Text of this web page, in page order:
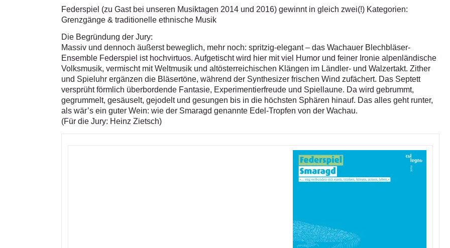
Federspiel (zu Gast bei unseren Musiktagen 2014 und 2016) gewinnt in gleich zwei(!) Kategorien:
Grenzgänge & traditionelle ethnische Musik
Die Begründung der Jury:
Massiv und dennoch äußerst beweglich, mehr noch: spritzig-elegant – das Wachauer Blechbläser-
Ensemble Federspiel ist hochvirtuos. Aufgetischt wird hier mit viel Humor und feiner Ironie alpenländische
Volksmusik, vermischt mit Weltmusik und altösterreichischen Klängen im Ländler- und Walzertakt. Zither
und Spieluhr ergänzen die Bläsertöne, während der Synthesizer frischen Wind zufächert. Das Septett
versprüht förmlich überbordende Fantasie, Experimentierfreude und Spiellaune. Da wird gebrummt,
gegrummelt, gesäuselt, gejodelt und gesungen bis in die höchsten Sphären hinauf. Das alles geht runter,
als wär’s ein guter Wein: wie der Smaragd genannte Edel-Tropfen von der Wachau.
(Für die Jury: Heinz Zietsch)